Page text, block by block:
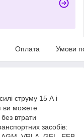
Оплата Умови
струму 15 А і
ви можете
втрати
засобів: